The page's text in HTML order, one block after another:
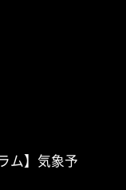
ム】気象予